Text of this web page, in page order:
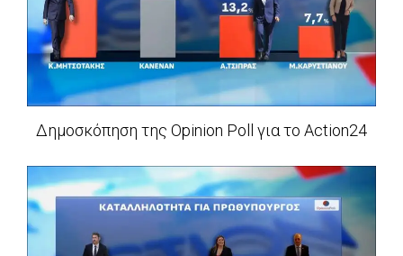
Δημοσκόπηση της Opinion Poll για το Action24